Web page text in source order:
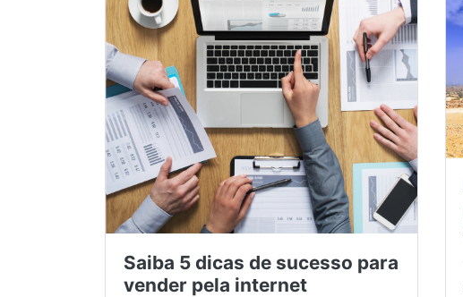
Saiba 5 dicas de sucesso para
vender pela internet